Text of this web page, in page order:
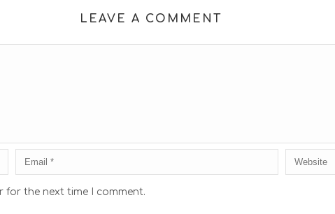
LEAVE A COMMENT
for the next time I comment.